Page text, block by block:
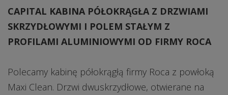
CAPITAL KABINA PÓŁOKRĄGŁA Z DRZWIAMI
SKRZYDŁOWYMI I POLEM STAŁYM Z
PROFILAMI ALUMINIOWYMI OD FIRMY ROCA
Polecamy kabinę półokrągłą firmy Roca z powłoką
Maxi Clean. Drzwi dwuskrzydłowe, otwierane na